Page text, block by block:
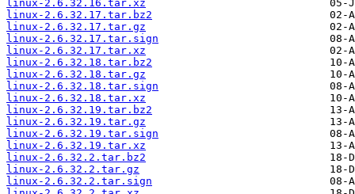
linux-2.6.32.16.tar.xz
linux-2.6.32.17.tar.bz2
linux-2.6.32.17.tar.gz
linux-2.6.32.17.tar.sign
linux-2.6.32.17.tar.xz
linux-2.6.32.18.tar.bz2
linux-2.6.32.18.tar.gz
linux-2.6.32.18.tar.sign
linux-2.6.32.18.tar.xz
linux-2.6.32.19.tar.bz2
linux-2.6.32.19.tar.gz
linux-2.6.32.19.tar.sign
linux-2.6.32.19.tar.xz
linux-2.6.32.2.tar.bz2
linux-2.6.32.2.tar.gz
linux-2.6.32.2.tar.sign